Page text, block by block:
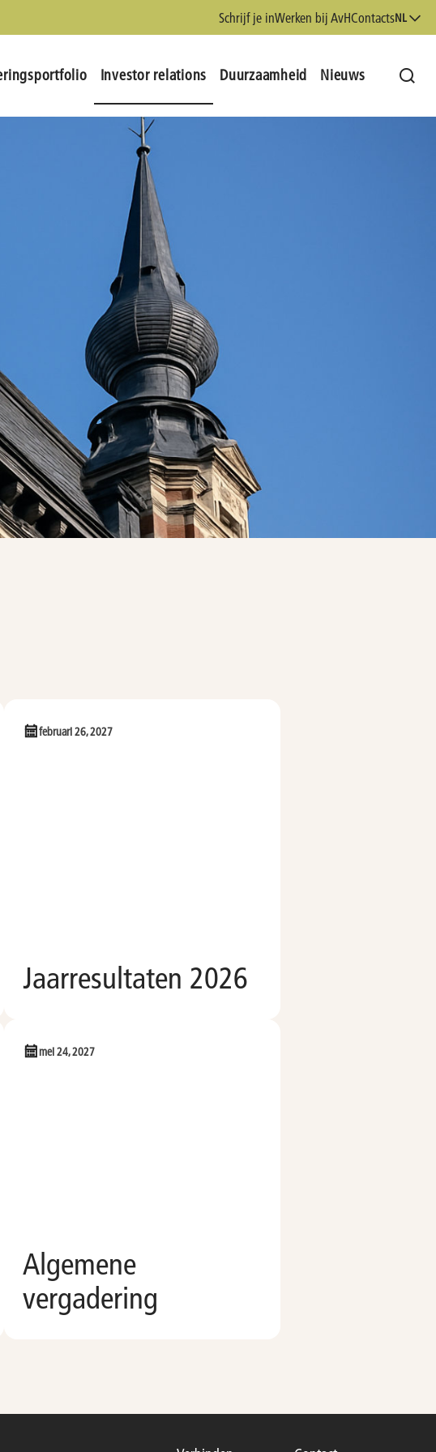
Schrijf je inWerken bij AvHContactsNL
Investor relations Duurzaamheid Nieuws
februari 26, 2027
Jaarresultaten 2026
Voeg toe aan kalender
mei 24, 2027
Algemene
vergadering